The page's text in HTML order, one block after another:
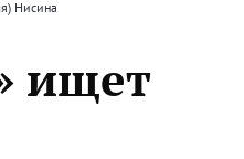
Нисина
ищет